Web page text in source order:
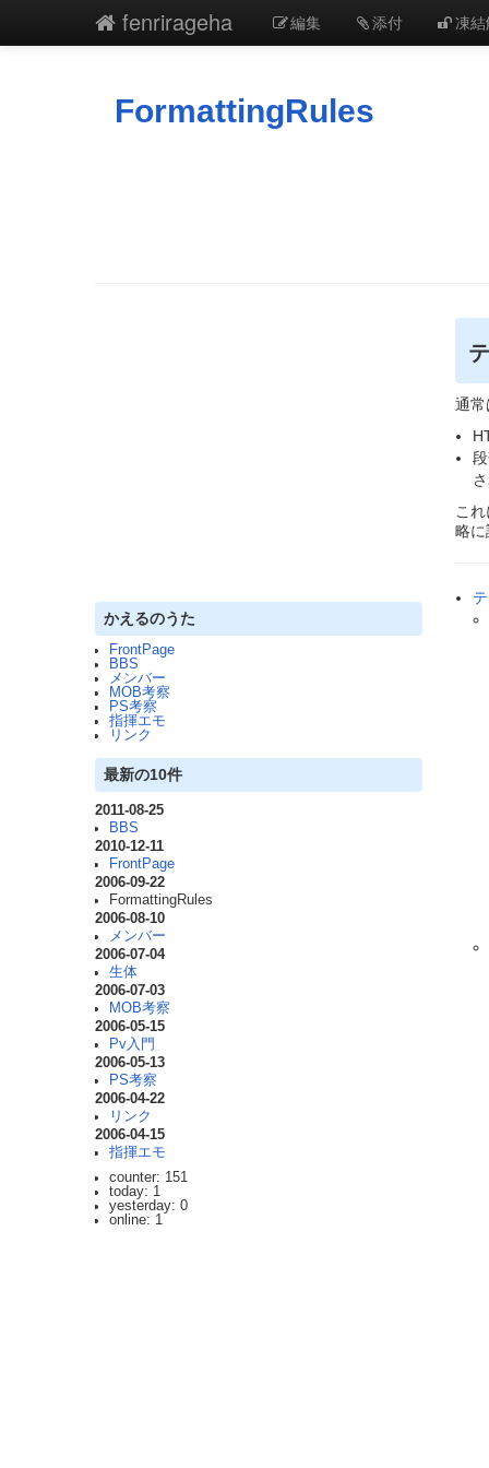
fenrirageha 編集 添付 凍
FormattingRules
かえるのうた
FrontPage
BBS
メンバー
MOB考察
PS考察
指揮エモ
リンク
最新の10件
2011-08-25
BBS
2010-12-11
FrontPage
2006-09-22
FormattingRules
2006-08-10
メンバー
2006-07-04
生体
2006-07-03
MOB考察
2006-05-15
Pv入門
2006-05-13
PS考察
2006-04-22
リンク
2006-04-15
指揮エモ
counter: 151
today: 1
yesterday: 0
online: 1
通常
こ
略に